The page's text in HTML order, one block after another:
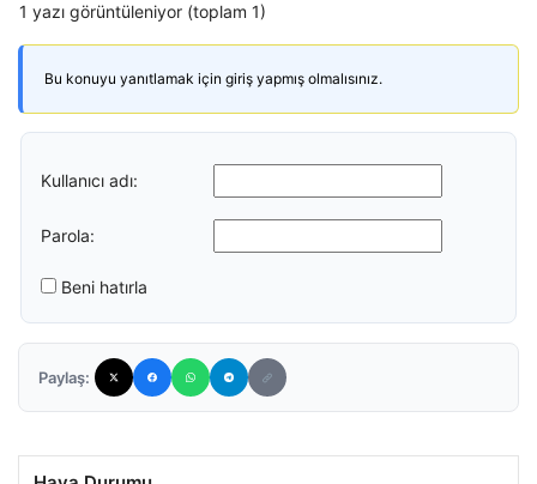
1 yazı görüntüleniyor (toplam 1)
Bu konuyu yanıtlamak için giriş yapmış olmalısınız.
Kullanıcı adı:
Parola:
Beni hatırla
Paylaş: